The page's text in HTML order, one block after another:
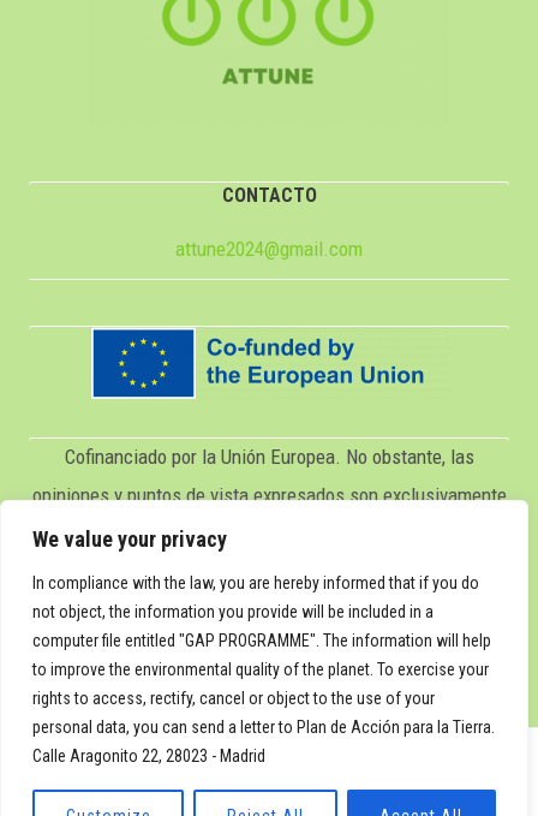
We value your privacy
In compliance with the law, you are hereby informed that if you do
not object, the information you provide will be included in a
computer file entitled "GAP PROGRAMME". The information will help
to improve the environmental quality of the planet. To exercise your
rights to access, rectify, cancel or object to the use of your
personal data, you can send a letter to Plan de Acción para la Tierra.
Calle Aragonito 22, 28023 - Madrid
CONTACTO
attune2024@gmail.com
Cofinanciado por la Unión Europea. No obstante, las
opiniones y puntos de vista expresados son exclusivamente
los del autor o autores y no reflejan necesariamente los de
la Unión Europea ni los del Servicio Español para la
Internacionalización de la Educación (SEPIE). Ni la Unión
Europea ni el SEPIE pueden ser considerados responsables
de los mismos.
© 2026 Plan de Acción Global